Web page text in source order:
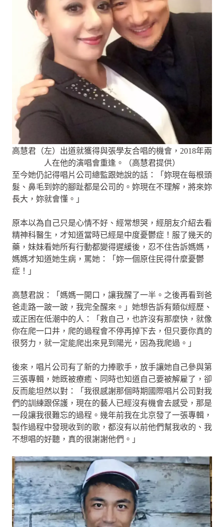
高慧君（左）出道就獲得與張學友合唱的機會，2018年兩
人在他的演唱會重逢。（高慧君提供）
至今她仍記得唱片公司總監跟她說的話：「妳現在每根頭
髮、鼻毛到妳的腳趾都是公司的。妳現在不理解，將來妳
長大，妳就會懂。」
原本以為自己只是心情不好、經常想哭，經朋友介紹去看
精神科醫生，才知道當時已經是中度憂鬱症！服了幾天的
藥，妹妹看她所有行動都變得遲緩後，忍不住告訴媽媽，
媽媽才知道她生病，罵她：「妳一個原住民得什麼憂鬱
症！」
高慧君說：「媽媽一開口，讓我醒了一半。之後再看到爸
爸走路一跛一跛，我完全醒來。」她想告訴有類似經歷、
或正困在低潮中的人：「救自己，也許沒有那麼快，就像
你在爬一口井，爬的過程會不停再掉下去，但只要你真的
很努力，就一定能爬出來見到陽光，因為我爬過。」
後來，唱片公司有了新的力捧歌手，放手讓她自己參與第
三張專輯，她既被療癒、同時也知道自己要被解雇了，卻
反而能坦然以對：「我很感謝那個時期國際唱片公司對我
們的訓練跟保護，現在的藝人已經沒有機會去感受，那是
一段讓我很難忘的過程。幾年前我在北京發了一張專輯，
製作過程中發現收到的歌，都沒有以前他們幫我收的、我
不想唱的好聽，真的很謝謝他們。」